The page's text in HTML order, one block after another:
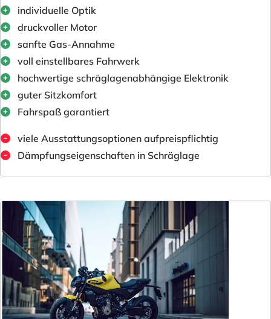
individuelle Optik
druckvoller Motor
sanfte Gas-Annahme
voll einstellbares Fahrwerk
hochwertige schräglagenabhängige Elektronik
guter Sitzkomfort
Fahrspaß garantiert
viele Ausstattungsoptionen aufpreispflichtig
Dämpfungseigenschaften in Schräglage